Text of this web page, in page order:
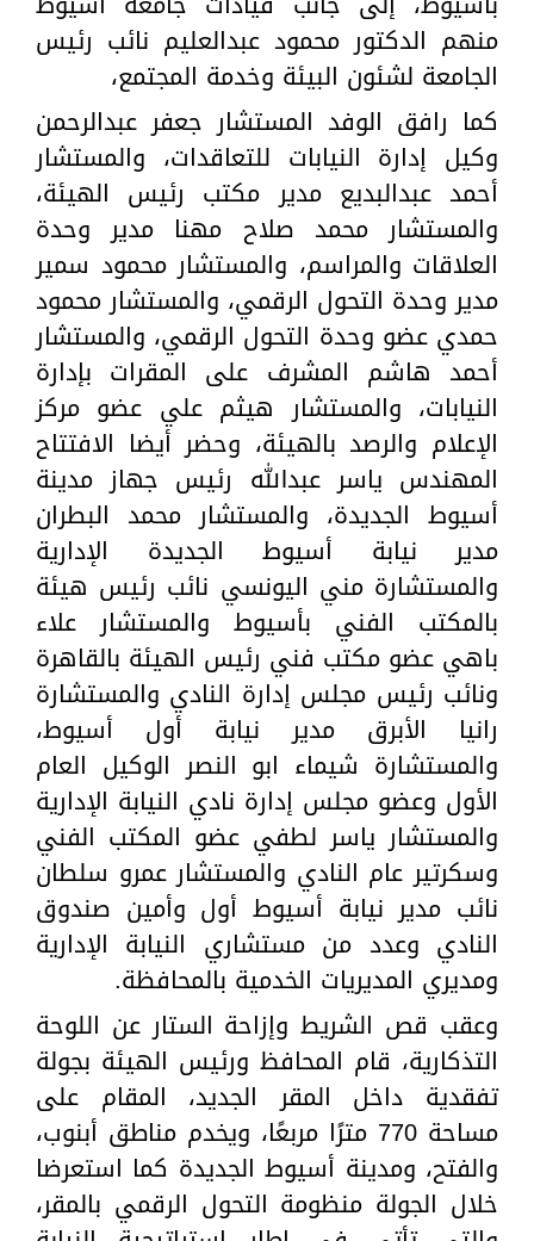
منهم الدكتور محمود عبدالعليم نائب رئيس
الجامعة لشئون البيئة وخدمة المجتمع،
كما رافق الوفد المستشار جعفر عبدالرحمن
وكيل إدارة النيابات للتعاقدات، والمستشار
أحمد عبدالبديع مدير مكتب رئيس الهيئة،
والمستشار محمد صلاح مهنا مدير وحدة
العلاقات والمراسم، والمستشار محمود سمير
مدير وحدة التحول الرقمي، والمستشار محمود
حمدي عضو وحدة التحول الرقمي، والمستشار
أحمد هاشم المشرف على المقرات بإدارة
النيابات، والمستشار هيثم علي عضو مركز
الإعلام والرصد بالهيئة، وحضر أيضا الافتتاح
المهندس ياسر عبدالله رئيس جهاز مدينة
أسيوط الجديدة، والمستشار محمد البطران
مدير نيابة أسيوط الجديدة الإدارية
والمستشارة مني اليونسي نائب رئيس هيئة
بالمكتب الفني بأسيوط والمستشار علاء
باهي عضو مكتب فني رئيس الهيئة بالقاهرة
ونائب رئيس مجلس إدارة النادي والمستشارة
رانيا الأبرق مدير نيابة أول أسيوط،
والمستشارة شيماء ابو النصر الوكيل العام
الأول وعضو مجلس إدارة نادي النيابة الإدارية
والمستشار ياسر لطفي عضو المكتب الفني
وسكرتير عام النادي والمستشار عمرو سلطان
نائب مدير نيابة أسيوط أول وأمين صندوق
النادي وعدد من مستشاري النيابة الإدارية
ومديري المديريات الخدمية بالمحافظة.
وعقب قص الشريط وإزاحة الستار عن اللوحة
التذكارية، قام المحافظ ورئيس الهيئة بجولة
تفقدية داخل المقر الجديد، المقام على
مساحة 770 مترًا مربعًا، ويخدم مناطق أبنوب،
والفتح، ومدينة أسيوط الجديدة كما استعرضا
خلال الجولة منظومة التحول الرقمي بالمقر،